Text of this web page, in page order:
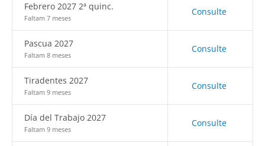
Febrero 2027 2ª quinc.
Faltam 7 meses
Consulte
Pascua 2027
Faltam 8 meses
Consulte
Tiradentes 2027
Faltam 9 meses
Consulte
Día del Trabajo 2027
Faltam 9 meses
Consulte